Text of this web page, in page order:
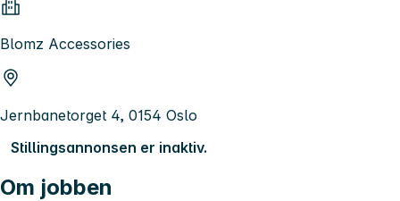
Blomz Accessories
Jernbanetorget 4, 0154 Oslo
Stillingsannonsen er inaktiv.
Om jobben